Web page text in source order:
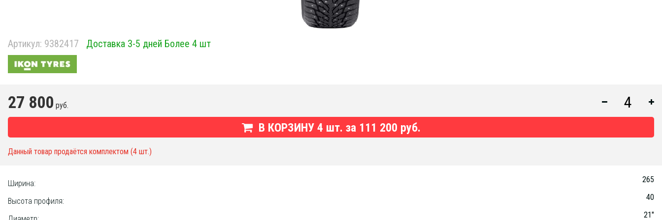
Артикул: 9382417 Доставка 3-5 дней Более 4 шт
27 800 руб.
В КОРЗИНУ 4 шт. за 111 200 руб.
Данный товар продаётся комплектом (4 шт.)
Ширина: 265
Высота профиля: 40
21"